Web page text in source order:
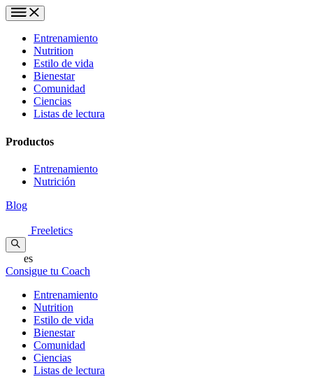
Entrenamiento
Nutrition
Estilo de vida
Bienestar
Comunidad
Ciencias
Listas de lectura
Productos
Entrenamiento
Nutrición
Blog
Freeletics
es
Consigue tu Coach
Entrenamiento
Nutrition
Estilo de vida
Bienestar
Comunidad
Ciencias
Listas de lectura